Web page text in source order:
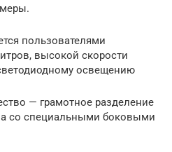
пользователями
высокой скорости
освещению
— грамотное разделение
со специальными боковыми